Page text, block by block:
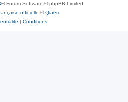
® Forum Software © phpBB Limited
officielle ©Qiaeru
| Conditions